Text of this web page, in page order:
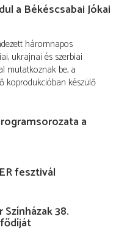
a Békéscsabai Jókai
háromnapos
ukrajnai és szerbiai
mutatkoznak be, a
koprodukcióban készülő
a
fesztivál
38.